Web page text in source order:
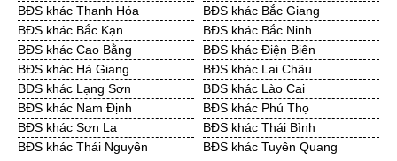
Cần Thuê Đồng Tháp
Cần Thuê Hậu Giang
Cần Thuê Kiên Giang
Cần Thuê Long An
Cần Thuê Sóc Trăng
Cần Thuê Tây Ninh
Cần Thuê Tiền Giang
Cần Thuê Trà Vinh
Cần Thuê Vĩnh Long
Cần Thuê Hải Dương
Cần Thuê Hưng Yên
Cần Thuê Quảng Ninh
BĐS khác Thanh Hóa
BĐS khác Bắc Giang
BĐS khác Bắc Kạn
BĐS khác Bắc Ninh
BĐS khác Cao Bằng
BĐS khác Điện Biên
BĐS khác Hà Giang
BĐS khác Lai Châu
BĐS khác Lạng Sơn
BĐS khác Lào Cai
BĐS khác Nam Định
BĐS khác Phú Thọ
BĐS khác Sơn La
BĐS khác Thái Bình
BĐS khác Thái Nguyên
BĐS khác Tuyên Quang